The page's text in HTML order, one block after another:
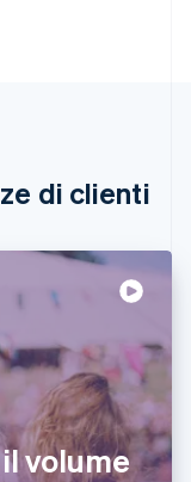
di clienti
volume